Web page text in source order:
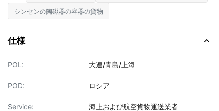
シンセンの陶磁器の容器の貨物
仕様
POL: 大連/青島/上海
POD: ロシア
Service: 海上および航空貨物運送業者